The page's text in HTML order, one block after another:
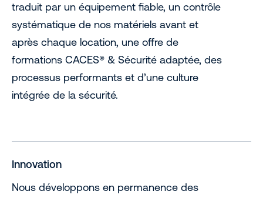
traduit par un équipement fiable, un contrôle
systématique de nos matériels avant et
après chaque location, une offre de
formations CACES® & Sécurité adaptée, des
processus performants et d’une culture
intégrée de la sécurité.
Innovation
Nous développons en permanence des